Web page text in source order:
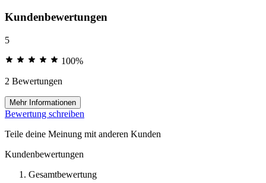
Kundenbewertungen
5
100%
2 Bewertungen
Mehr Informationen
Bewertung schreiben
Teile deine Meinung mit anderen Kunden
Kundenbewertungen
Gesamtbewertung